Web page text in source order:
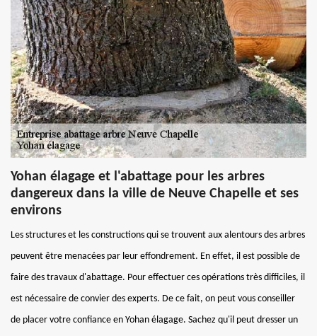
Yohan élagage et l'abattage pour les arbres
dangereux dans la ville de Neuve Chapelle et ses
environs
Les structures et les constructions qui se trouvent aux alentours des arbres
peuvent être menacées par leur effondrement. En effet, il est possible de
faire des travaux d'abattage. Pour effectuer ces opérations très difficiles, il
est nécessaire de convier des experts. De ce fait, on peut vous conseiller
de placer votre confiance en Yohan élagage. Sachez qu'il peut dresser un